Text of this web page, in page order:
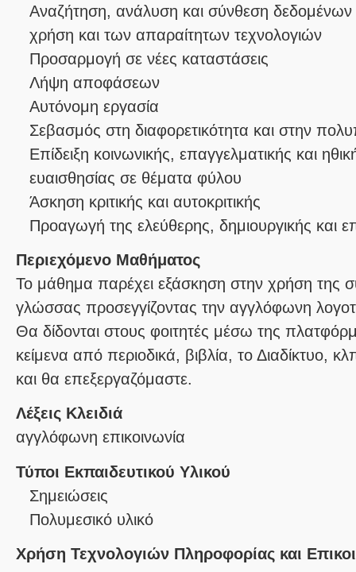
Αναζήτηση, ανάλυση και σύνθεση
χρήση και των απαραίτητων τεχνολογιών
Προσαρμογή σε νέες καταστάσεις
Λήψη αποφάσεων
Αυτόνομη εργασία
Σεβασμός στη διαφορετικότητα και στην
Επίδειξη κοινωνικής, επαγγελματικής και
ευαισθησίας σε θέματα φύλου
Άσκηση κριτικής και αυτοκριτικής
Προαγωγή της ελεύθερης, δημιουργικής και
Περιεχόμενο Μαθήματος
Το μάθημα παρέχει εξάσκηση στην χρήση της
γλώσσας προσεγγίζοντας την αγγλόφωνη
Θα δίδονται στους φοιτητές μέσω της
κείμενα από περιοδικά, βιβλία, το Διαδίκτυο,
και θα επεξεργαζόμαστε.
Λέξεις Κλειδιά
αγγλόφωνη επικοινωνία
Τύποι Εκπαιδευτικού Υλικού
Σημειώσεις
Πολυμεσικό υλικό
Χρήση Τεχνολογιών Πληροφορίας και